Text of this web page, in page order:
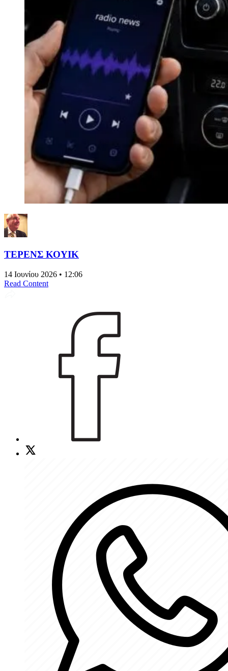
ΤΕΡΕΝΣ ΚΟΥΙΚ
14 Ιουνίου 2026 • 12:06
Read Content